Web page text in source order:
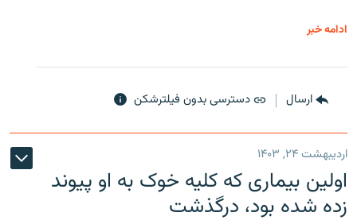
ادامه خبر
ارسال دسترسی بدون فیلترشکن
اردیبهشت ۲۴, ۱۴۰۳
اولین بیماری که کلیه خوک به او پیوند
زده شده بود، درگذشت